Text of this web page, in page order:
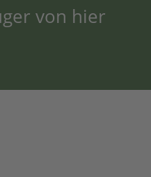
von hier